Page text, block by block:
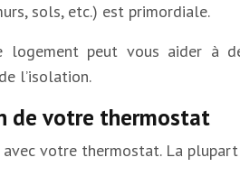
sols, etc.) est primordiale.
logement peut vous aider à
l’isolation.
de votre thermostat
avec votre thermostat. La